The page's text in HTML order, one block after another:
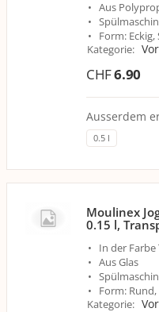
Aus
Form: Eckig,
Kategorie:
CHF6.90
Ausserdem
0.5 l
Moulinex
0.15 l,
In der
Aus Glas
Form: Rund,
Kategorie: